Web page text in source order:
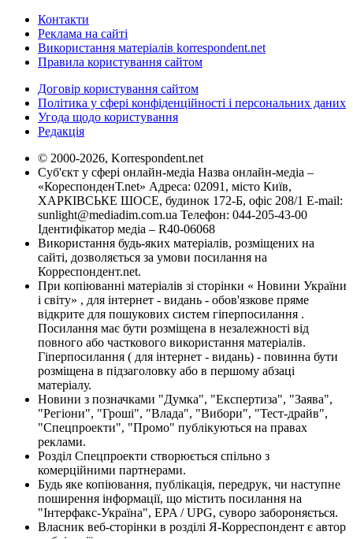
Контакти
Реклама на сайті
Використання матеріалів korrespondent.net
Правила користування сайтом
Договір користування сайтом
Політика у сфері конфіденційності і персональних даних
Угода щодо користування
Редакція
© 2000-2026, Korrespondent.net
Суб'єкт у сфері онлайн-медіа Назва онлайн-медіа –
«КореспонденТ.net» Адреса: 02091, місто Київ,
ХАРКІВСЬКЕ ШОСЕ, будинок 172-Б, офіс 208/1 E-mail:
sunlight@mediadim.com.ua Телефон: 044-205-43-00
Ідентифікатор медіа – R40-06068
Використання будь-яких матеріалів, розміщених на
сайті, дозволяється за умови посилання на
Корреспондент.net.
При копіюванні матеріалів зі сторінки « Новини України
і світу» , для інтернет - видань - обов'язкове пряме
відкрите для пошукових систем гіперпосилання .
Посилання має бути розміщена в незалежності від
повного або часткового використання матеріалів.
Гіперпосилання ( для інтернет - видань) - повинна бути
розміщена в підзаголовку або в першому абзаці
матеріалу.
Новини з позначками "Думка", "Експертиза", "Заява",
"Регіони", "Гроші", "Влада", "Вибори", "Тест-драйв",
"Спецпроекти", "Промо" публікуються на правах
реклами.
Розділ Спецпроекти створюється спільно з
комерційними партнерами.
Будь яке копіювання, публікація, передрук, чи наступне
поширення інформації, що містить посилання на
"Інтерфакс-Україна", EPA / UPG, суворо забороняється.
Власник веб-сторінки в розділі Я-Корреспондент є автор